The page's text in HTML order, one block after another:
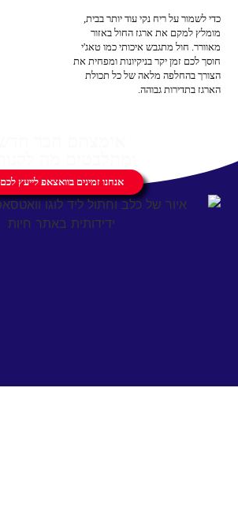
כדי לשמור על ריח נקי עוד יותר בבית,
מומלץ למקם את ארגז החול באזור
מאוורר. חול מתגבש איכותי כמו טאג'י
חוסך לכם זמן יקר בניקיונות ומפחית את
הצורך בהחלפה מלאה של כל תכולת
הארגז בתדירות גבוהה.
אנחנו זמינים בוואצאפ לייעץ לכם